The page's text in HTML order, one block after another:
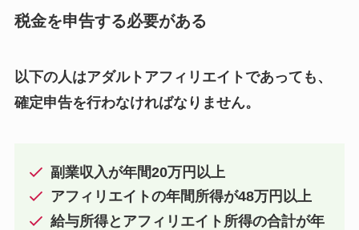
税金を申告する必要がある
以下の人はアダルトアフィリエイトであっても、
確定申告を行わなければなりません。
副業収入が年間20万円以上
アフィリエイトの年間所得が48万円以上
給与所得とアフィリエイト所得の合計が年